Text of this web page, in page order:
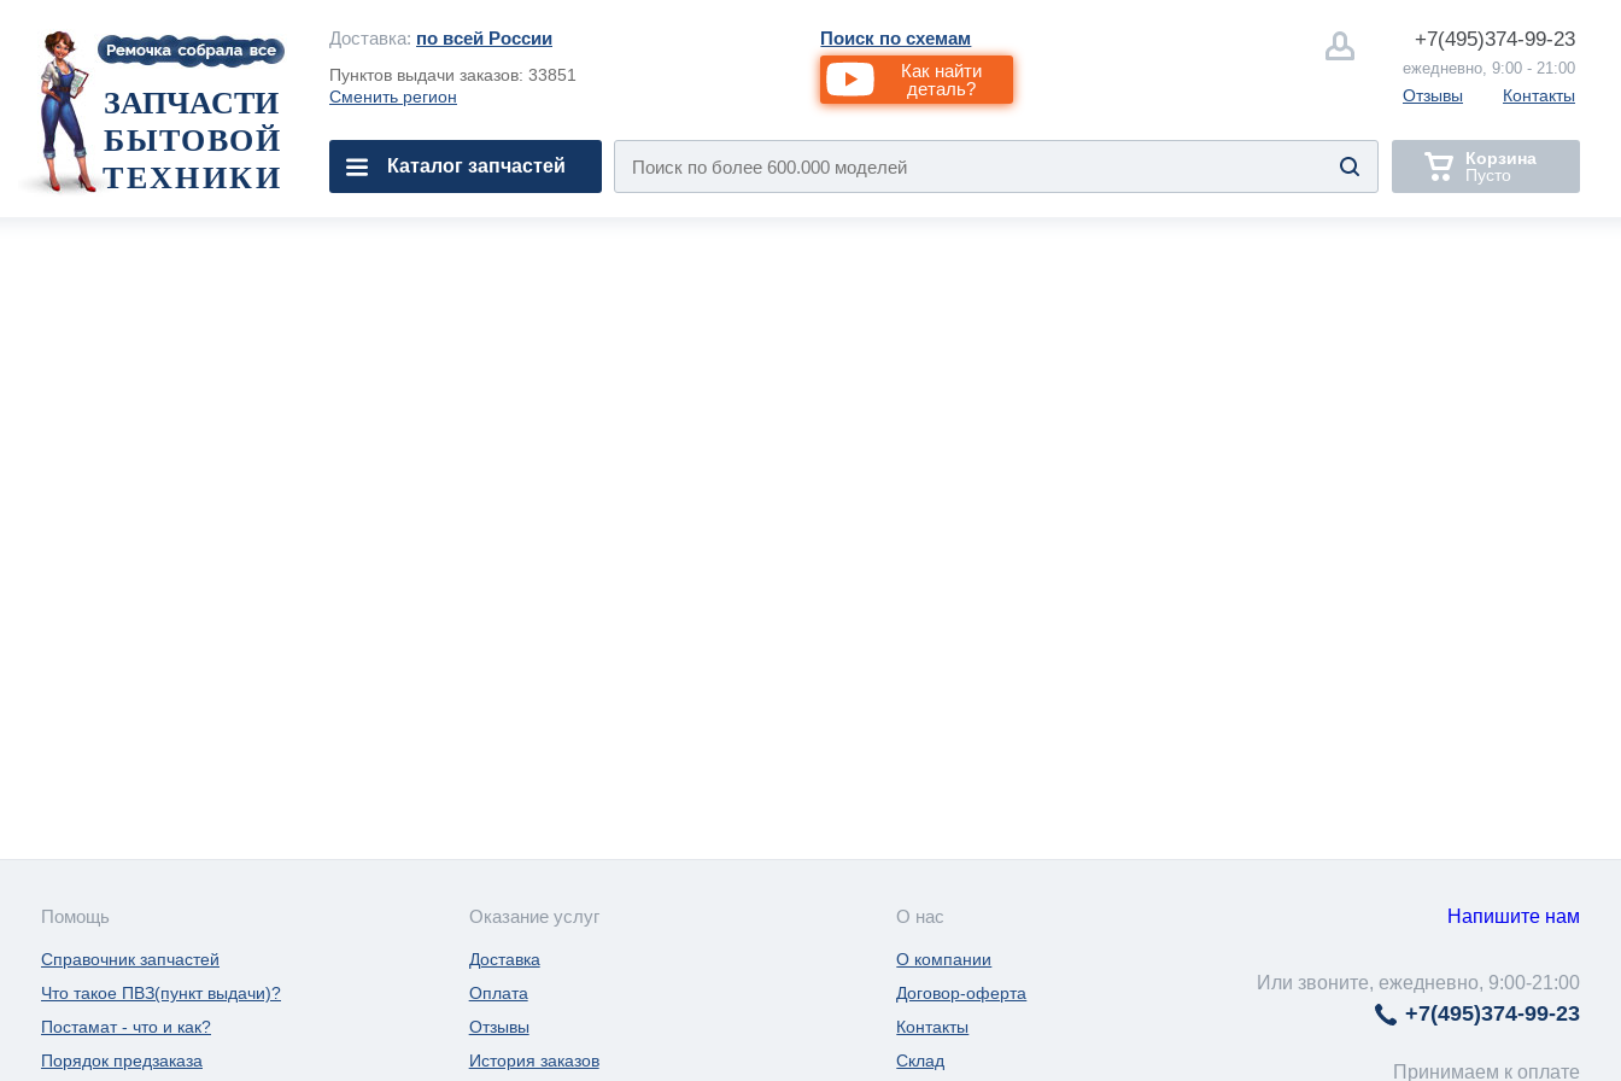
Доставка: по всей России
Пунктов выдачи заказов: 33851
Сменить регион
Поиск по схемам
Как найти
деталь?
+7(495)374-99-23
ежедневно, 9:00 - 21:00
Отзывы Контакты
ЗАПЧАСТИ
БЫТОВОЙ
ТЕХНИКИ
Каталог запчастей
Корзина
Пусто
Напишите нам
Или звоните, ежедневно, 9:00-21:00
+7(495)374-99-23
Принимаем к оплате
Помощь
Справочник запчастей
Что такое ПВЗ(пункт выдачи)?
Постамат - что и как?
Порядок предзаказа
Оказание услуг
Доставка
Оплата
Отзывы
История заказов
О нас
О компании
Договор-оферта
Контакты
Склад